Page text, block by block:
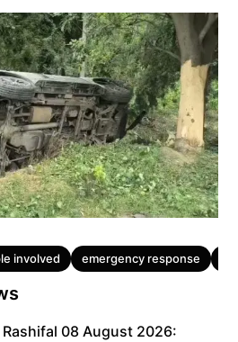
involved emergency response
Rashifal 08 August 2026: